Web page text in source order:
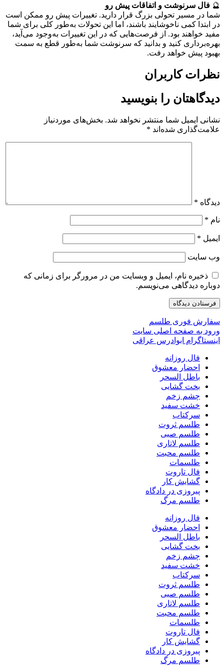
🔮 فال سرنوشت و اتفاقات پیش رو
شما در مسیر تحولی بزرگ قرار دارید. تغییرات پیش رو ممکن است
در ابتدا کمی ناخوشایند باشند، اما این تحولات به‌طور کلی برای شما
مفید خواهند بود. از فرصت‌هایی که در این تغییرات به‌وجود می‌آید،
بهره‌برداری کنید و بدانید که سرنوشت شما به‌طور قطع به سمت
بهبود پیش خواهد رفت.
نظرات کاربران
دیدگاهتان را بنویسید
نشانی ایمیل شما منتشر نخواهد شد. بخش‌های موردنیاز
علامت‌گذاری شده‌اند *
دیدگاه *
نام *
ایمیل *
وب‌ سایت
ذخیره نام، ایمیل و وبسایت من در مرورگر برای زمانی که
دوباره دیدگاهی می‌نویسم.
سفارش فوری طلسم
ورود به صفحه اصلی سایت
اینستاگرام ابوادرس عراقی
فال روزانه
احضار معشوق
باطل السحر
بخت گشایی
چشم زخم
خشت سفید
سرکتاب
طلسم ثروت
طلسم صبی
طلسم لاتاری
طلسم محبت
طلسمات
فال تاروت
گشایش کار
پیروزی در دادگاه
طلسم مرگ
فال روزانه
احضار معشوق
باطل السحر
بخت گشایی
چشم زخم
خشت سفید
سرکتاب
طلسم ثروت
طلسم صبی
طلسم لاتاری
طلسم محبت
طلسمات
فال تاروت
گشایش کار
پیروزی در دادگاه
طلسم مرگ